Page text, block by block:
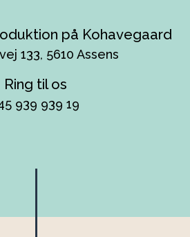
på Kohavegaard
133, 5610 Assens
Ring til os
939 939 19